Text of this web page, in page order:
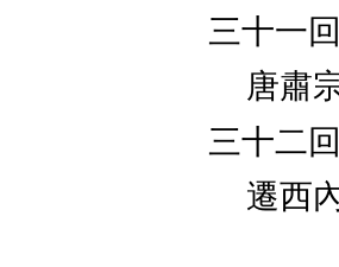
三十一回
唐肅
三十二回
遷西